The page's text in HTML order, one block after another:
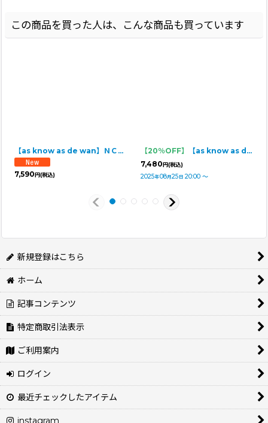
この商品を買った人は、こんな商品も買っています
【as know as de wan】ＮＣ☆カマクマドライブＴ
7,590円(税込)
【20％OFF】
【as know as de wan】Ｎアズベアラガー☆ポロ
7,480円(税込)
2025年08月25 日 20:00 ～
新規登録はこちら
ホーム
記事コンテンツ
特定商取引法表示
ご利用案内
ログイン
最近チェックしたアイテム
instagram